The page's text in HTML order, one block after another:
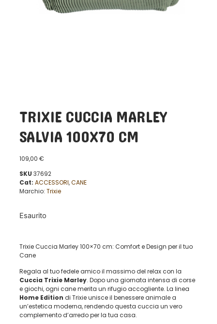
TRIXIE CUCCIA MARLEY
SALVIA 100X70 CM
109,00 €
SKU 37692
Cat: ACCESSORI,CANE
Marchio: Trixie
Esaurito
Trixie Cuccia Marley 100×70 cm: Comfort e Design per il tuo
Cane
Regala al tuo fedele amico il massimo del relax con la
Cuccia Trixie Marley. Dopo una giornata intensa di corse
e giochi, ogni cane merita un rifugio accogliente. La linea
Home Edition di Trixie unisce il benessere animale a
un’estetica moderna, rendendo questa cuccia un vero
complemento d’arredo per la tua casa.